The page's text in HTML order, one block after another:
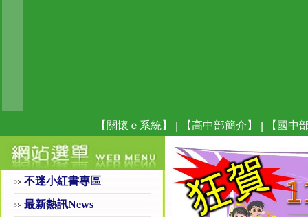
【關懷ｅ系統】 【高中部簡介】 【國中
不迷小紅書專區
最新熱訊News